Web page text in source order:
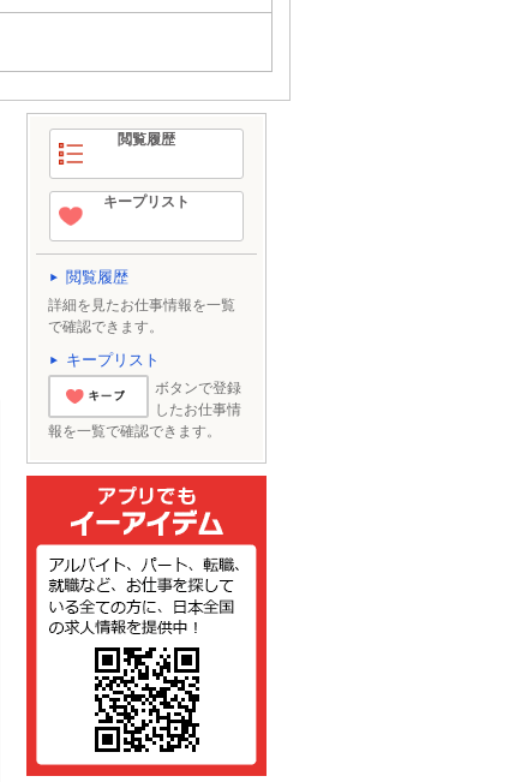
閲覧履歴
キープリスト
閲覧履歴
詳細を見たお仕事情報を一覧
で確認できます。
キープリスト
とりあえずキー
ボタンで登録
したお仕事情
報を一覧で確認できます。